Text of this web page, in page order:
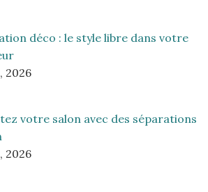
déco : le style libre dans votre
2026
votre salon avec des séparations
2026